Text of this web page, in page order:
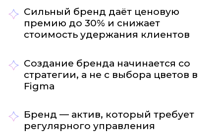
Сильный бренд даёт ценовую
премию до 30% и снижает
стоимость удержания клиентов
Создание бренда начинается со
стратегии, а не с выбора цветов в
Figma
Бренд — актив, который требует
регулярного управления